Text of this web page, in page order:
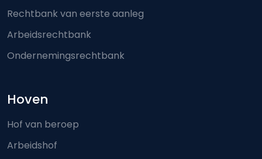
Rechtbank van eerste aanleg
Arbeidsrechtbank
Ondernemingsrechtbank
Hoven
Hof van beroep
Arbeidshof